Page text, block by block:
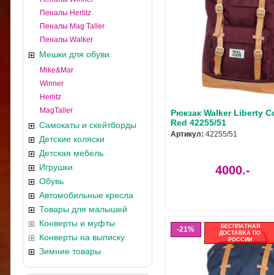
Пеналы Herlitz
Пеналы Mag Taller
Пеналы Walker
Мешки для обуви
Mike&Mar
Winner
Herlitz
MagTaller
Самокаты и скейтборды
Детские коляски
Детская мебель
Игрушки
Обувь
Автомобильные кресла
Товары для малышей
Конверты и муфты
Конверты на выписку
Зимние товары
Рюкзак Walker Liberty
Red 42255/51
Артикул: 42255/51
4000.-
21%
БЕСПЛАТНАЯ
ДОСТАВКА ПО
РОССИИ